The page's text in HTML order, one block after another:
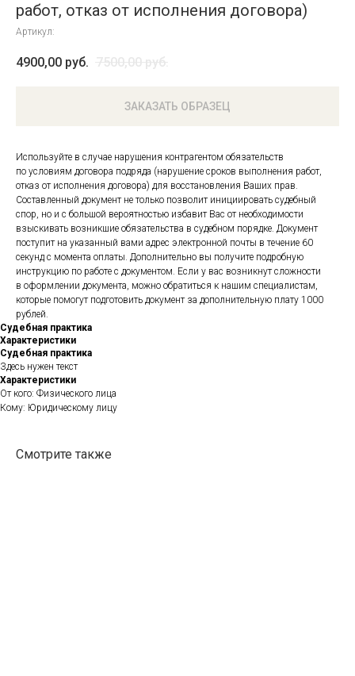
работ, отказ от исполнения договора)
Артикул:
4900,00 руб.
ЗАКАЗАТЬ ОБРАЗЕЦ
Используйте в случае нарушения контрагентом обязательств
по условиям договора подряда (нарушение сроков выполнения работ,
отказ от исполнения договора) для восстановления Ваших прав.
Составленный документ не только позволит инициировать судебный
спор, но и с большой вероятностью избавит Вас от необходимости
взыскивать возникшие обязательства в судебном порядке. Документ
поступит на указанный вами адрес электронной почты в течение 60
секунд с момента оплаты. Дополнительно вы получите подробную
инструкцию по работе с документом. Если у вас возникнут сложности
в оформлении документа, можно обратиться к нашим специалистам,
которые помогут подготовить документ за дополнительную плату 1000
рублей.
Судебная практика
Характеристики
Судебная практика
Здесь нужен текст
Характеристики
От кого: Физического лица
Кому: Юридическому лицу
Смотрите также